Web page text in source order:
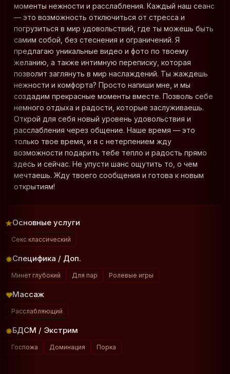
моменты нежности и расслабления. Каждый наш сеанс
— это возможность отключиться от стресса и
погрузиться в мир удовольствий, где ты можешь быть
самим собой, без стеснения и ограничений. Я
предлагаю уникальные видео и фото по твоему
желанию, а также интимную переписку, которая
позволит заглянуть в мир наслаждений. Ты жаждешь
нежности и комфорта? Просто напиши мне, и мы
создадим прекрасные моменты вместе. Позволь себе
немного отдыха и радости, которые заслуживаешь.
Открой для себя новый уровень удовольствия и
расслабления через общение. Наше время — это
только твое время, и я с нетерпением жду
возможности подарить тебе тепло и радость прямо
здесь и сейчас. Не упусти шанс ощутить то, о чем
мечтаешь. Жду твоего сообщения и готова к новым
открытиям!
Основные услуги
Секс классический
Специфика / Доп.
Минет глубокий Для пар Ролевые игры
Массаж
Расслабляющий
БДСМ / Экстрим
Госпожа Доминация Порка